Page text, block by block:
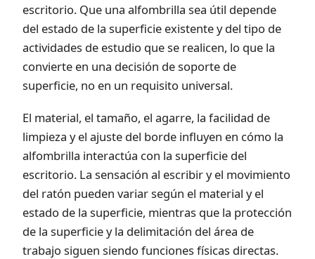
escritorio. Que una alfombrilla sea útil depende
del estado de la superficie existente y del tipo de
actividades de estudio que se realicen, lo que la
convierte en una decisión de soporte de
superficie, no en un requisito universal.
El material, el tamaño, el agarre, la facilidad de
limpieza y el ajuste del borde influyen en cómo la
alfombrilla interactúa con la superficie del
escritorio. La sensación al escribir y el movimiento
del ratón pueden variar según el material y el
estado de la superficie, mientras que la protección
de la superficie y la delimitación del área de
trabajo siguen siendo funciones físicas directas.